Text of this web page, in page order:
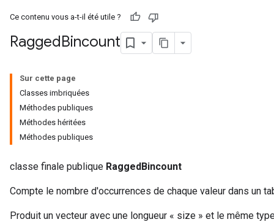
Ce contenu vous a-t-il été utile ?
RaggedBincount
Sur cette page
Classes imbriquées
Méthodes publiques
Méthodes héritées
Méthodes publiques
classe finale publique RaggedBincount
Compte le nombre d'occurrences de chaque valeur dans un
Produit un vecteur avec une longueur « size » et le même